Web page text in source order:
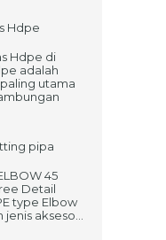
Hdpe
Hdpe di
adalah
utama
pipa
45
Detail
type Elbow
akseso...